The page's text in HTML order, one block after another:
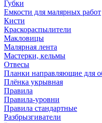
Губки
Емкости для малярных работ
Кисти
Краскораспылители
Макловицы
Малярная лента
Мастерки, кельмы
Отвесы
Планки направляющие для
Плёнка укрывная
Правила
Правила-уровни
Правила стандартные
Разбрызгиватели